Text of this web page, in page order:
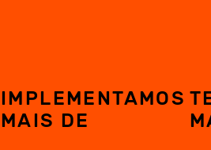
IMPLEMENTAMOS
MAIS DE